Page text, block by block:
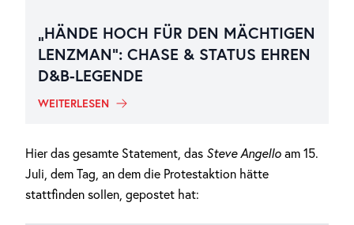
„HÄNDE HOCH FÜR DEN MÄCHTIGEN
LENZMAN“: CHASE & STATUS EHREN
D&B-LEGENDE
WEITERLESEN
Hier das gesamte Statement, das Steve Angello am 15.
Juli, dem Tag, an dem die Protestaktion hätte
stattfinden sollen, gepostet hat: